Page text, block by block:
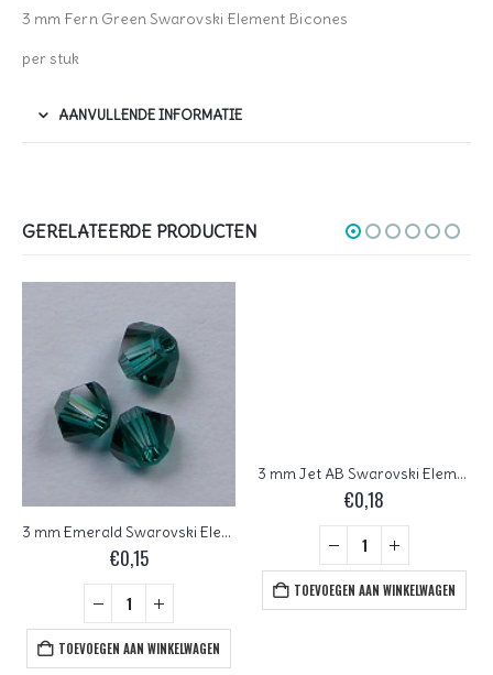
3 mm Fern Green Swarovski Element Bicones
per stuk
AANVULLENDE INFORMATIE
GERELATEERDE PRODUCTEN
3 mm Emerald Swarovski Element Bicones
€0,15
TOEVOEGEN AAN WINKELWAGEN
3 mm Jet AB Swarovski Element Bicones
€0,18
TOEVOEGEN AAN WINKELWAGEN